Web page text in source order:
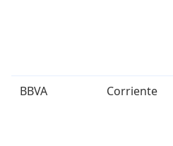
BBVA Corriente